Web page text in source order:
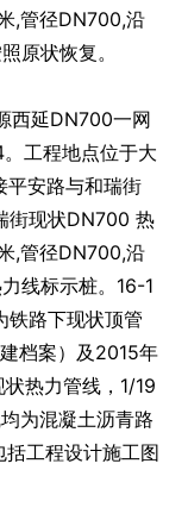
,管径DN700,沿
原状恢复。
西延DN700一网
工程地点位于大
平安路与和瑞街
街现状DN700 热
,管径DN700,沿
线标示桩。16-1
铁路下现状顶管
档案）及2015年
热力管线，1/19
为混凝土沥青路
工程设计施工图